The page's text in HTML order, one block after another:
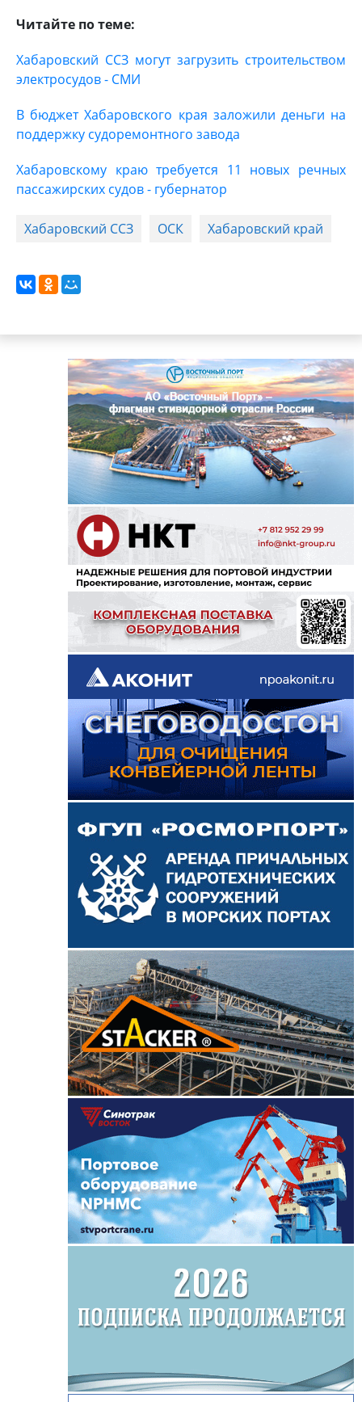
Читайте по теме:
Хабаровский ССЗ могут загрузить строительством
электросудов - СМИ
В бюджет Хабаровского края заложили деньги на
поддержку судоремонтного завода
Хабаровскому краю требуется 11 новых речных
пассажирских судов - губернатор
Хабаровский ССЗ ОСК Хабаровский край